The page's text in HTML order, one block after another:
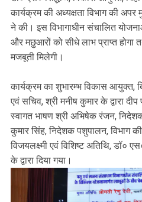
कार्यक्रम की अध्यक्षता विभाग की
ने की। इस विभागाधीन संचालित
और मछुआरों को सीधे लाभ प्राप्त होगा
मजबूती मिलेगी।
कार्यक्रम का शुभारम्भ विकास आयुक्त,
एवं सचिव, श्री मनीष कुमार के द्वारा
स्वागत भाषण श्री अभिषेक रंजन,
कुमार सिंह, निदेशक पशुपालन, विभाग
विजयलक्ष्मी एवं विशिष्ट अतिथि, डॉ०
के द्वारा दिया गया।